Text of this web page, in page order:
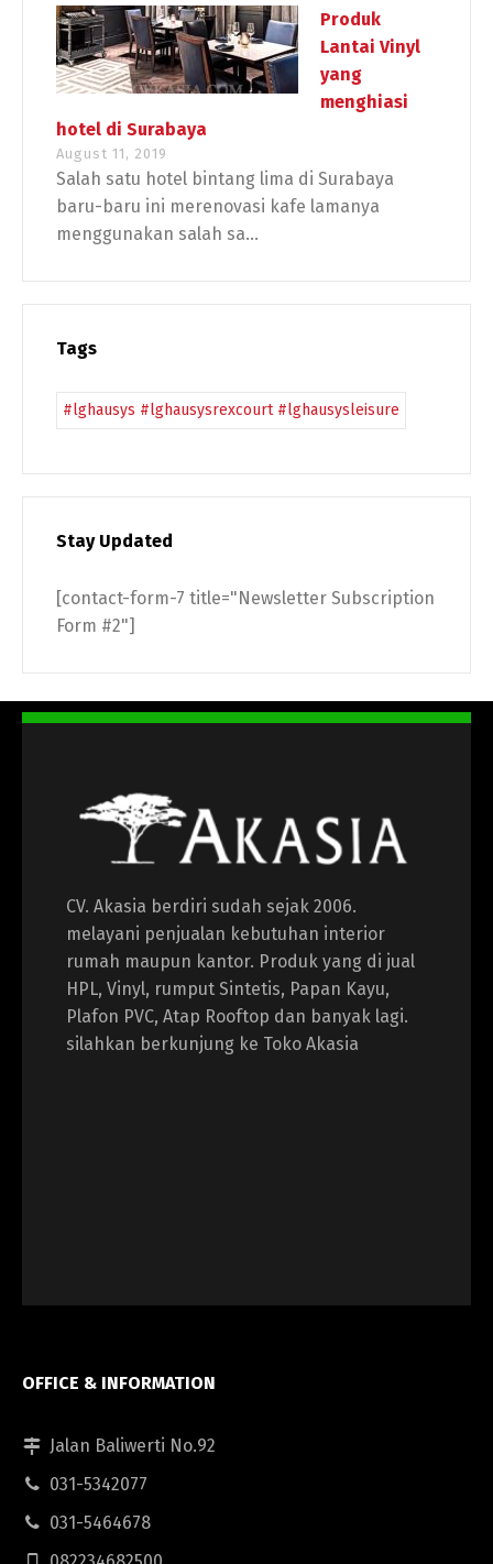
Produk
Lantai Vinyl
yang
menghiasi
hotel di Surabaya
August 11, 2019
Salah satu hotel bintang lima di Surabaya
baru-baru ini merenovasi kafe lamanya
menggunakan salah sa...
Tags
#lghausys #lghausysrexcourt #lghausysleisure
Stay Updated
[contact-form-7 title="Newsletter Subscription
Form #2"]
CV. Akasia berdiri sudah sejak 2006.
melayani penjualan kebutuhan interior
rumah maupun kantor. Produk yang di jual
HPL, Vinyl, rumput Sintetis, Papan Kayu,
Plafon PVC, Atap Rooftop dan banyak lagi.
silahkan berkunjung ke Toko Akasia
OFFICE & INFORMATION
Jalan Baliwerti No.92
031-5342077
031-5464678